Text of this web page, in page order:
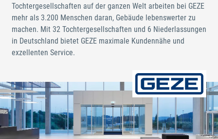
Tochtergesellschaften auf der ganzen Welt arbeiten bei GEZE
mehr als 3.200 Menschen daran, Gebäude lebenswerter zu
machen. Mit 32 Tochtergesellschaften und 6 Niederlassungen
in Deutschland bietet GEZE maximale Kundennähe und
exzellenten Service.